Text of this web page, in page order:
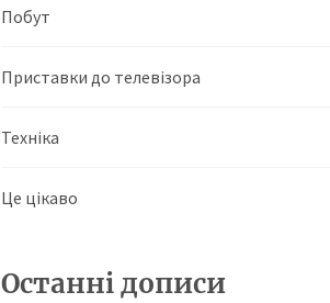
Побут
Приставки до телевізора
Техніка
Це цікаво
Останні дописи